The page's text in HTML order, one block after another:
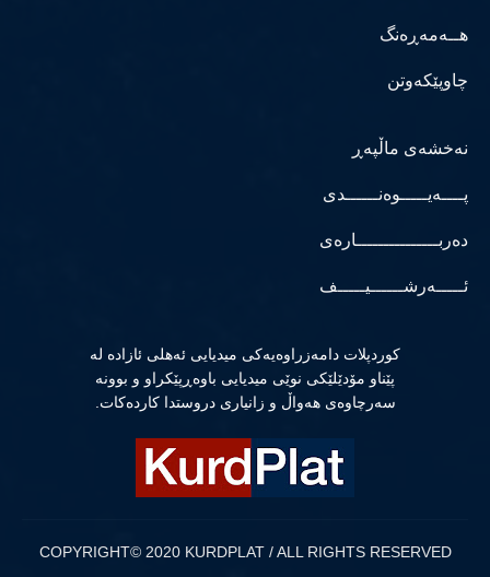
هــەمەڕەنگ
چاوپێکەوتن
نەخشەی ماڵپەڕ
پــــەیـــــوەنــــــدی
دەربـــــــــــــــارەی
ئـــــەرشــــــیـــــف
كوردپلات دامەزراوەیەكی میدیایی ئەهلی ئازادە لە
پێناو مۆدێلێكی نوێی میدیایی باوەڕپێكراو و بوونە
سەرچاوەی هەواڵ و زانیاری دروستدا كاردەكات.
COPYRIGHT© 2020 KURDPLAT / ALL RIGHTS RESERVED